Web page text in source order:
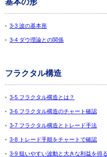
3-3 波の基本形
3-4 ダウ理論との関係
フラクタル構造
3-5 フラクタル構造とは？
3-6 フラクタル構造のチャート確認
3-7 フラクタル構造とトレード手法
3-8 トレード手順をチャートで確認
3-9 狙いやすい波動と大きな利益を得